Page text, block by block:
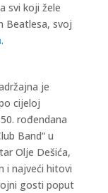
svi koji žele
Beatlesa, svoj
.
je
cijeloj
rođendana
Band“ u
Olje Dešića,
i najveći hitovi
gosti poput